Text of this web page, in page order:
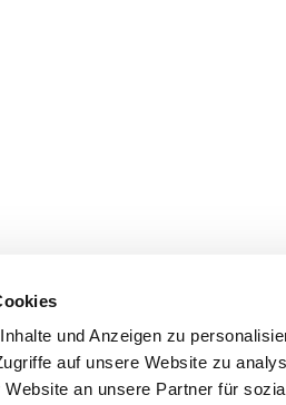
und Anzeigen zu
auf unsere Website zu
an unsere Partner für